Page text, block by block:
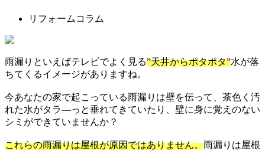
リフォームコラム
雨漏りといえばテレビでよく見る”天井からポタポタ”水が落
ちてくるイメージがありますね。
今あなたの家で起こっている雨漏りは壁を伝って、茶色く汚
れた水がタラ―っと垂れてきていたり、壁に身に覚えのない
シミができていませんか？
これらの雨漏りは屋根が原因ではありません。雨漏りは屋根